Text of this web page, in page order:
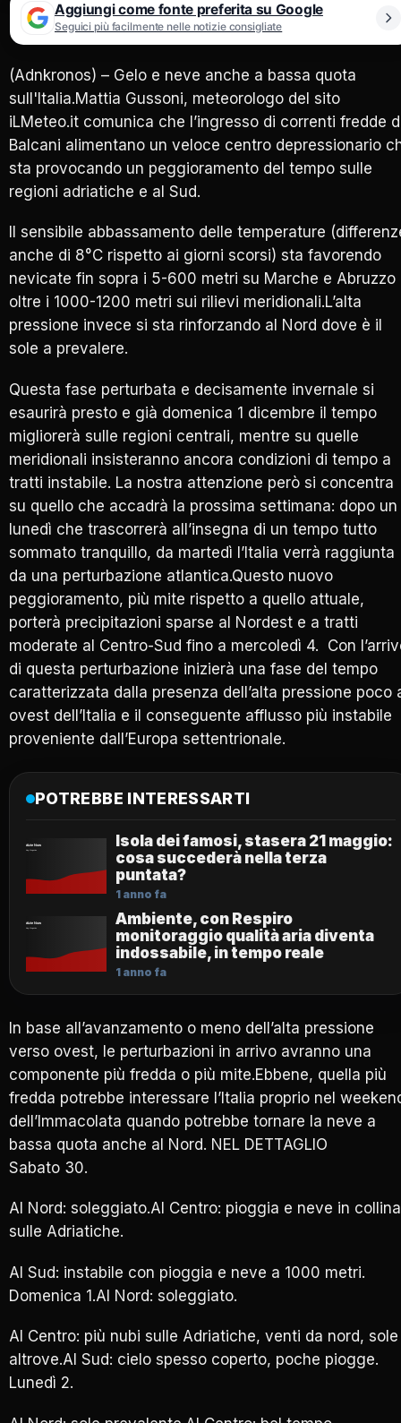
Aggiungi come fonte preferita su Google
Seguici più facilmente nelle notizie consigliate
(Adnkronos) – Gelo e neve anche a bassa quota
sull'Italia.Mattia Gussoni, meteorologo del sito
iLMeteo.it comunica che l’ingresso di correnti fredde
Balcani alimentano un veloce centro depressionario
sta provocando un peggioramento del tempo sulle
regioni adriatiche e al Sud.
Il sensibile abbassamento delle temperature
anche di 8°C rispetto ai giorni scorsi) sta favorendo
nevicate fin sopra i 5-600 metri su Marche e Abruzzo
oltre i 1000-1200 metri sui rilievi meridionali.L’alta
pressione invece si sta rinforzando al Nord dove è il
sole a prevalere.
Questa fase perturbata e decisamente invernale si
esaurirà presto e già domenica 1 dicembre il tempo
migliorerà sulle regioni centrali, mentre su quelle
meridionali insisteranno ancora condizioni di tempo a
tratti instabile. La nostra attenzione però si concentra
su quello che accadrà la prossima settimana: dopo un
lunedì che trascorrerà all’insegna di un tempo tutto
sommato tranquillo, da martedì l’Italia verrà raggiunta
da una perturbazione atlantica.Questo nuovo
peggioramento, più mite rispetto a quello attuale,
porterà precipitazioni sparse al Nordest e a tratti
moderate al Centro-Sud fino a mercoledì 4. Con
di questa perturbazione inizierà una fase del tempo
caratterizzata dalla presenza dell’alta pressione poco
ovest dell’Italia e il conseguente afflusso più instabile
proveniente dall’Europa settentrionale.
POTREBBE INTERESSARTI
Isola dei famosi, stasera 21 maggio:
cosa succederà nella terza
puntata?
1 anno fa
Ambiente, con Respiro
monitoraggio qualità aria diventa
indossabile, in tempo reale
1 anno fa
In base all’avanzamento o meno dell’alta pressione
verso ovest, le perturbazioni in arrivo avranno una
componente più fredda o più mite.Ebbene, quella più
fredda potrebbe interessare l’Italia proprio nel
dell’Immacolata quando potrebbe tornare la neve a
bassa quota anche al Nord. NEL DETTAGLIO
Sabato 30.
Al Nord: soleggiato.Al Centro: pioggia e neve in collina
sulle Adriatiche.
Al Sud: instabile con pioggia e neve a 1000 metri.
Domenica 1.Al Nord: soleggiato.
Al Centro: più nubi sulle Adriatiche, venti da nord, sole
altrove.Al Sud: cielo spesso coperto, poche piogge.
Lunedì 2.